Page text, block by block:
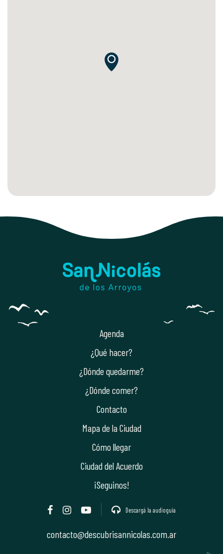
Agenda
¿Qué hacer?
¿Dónde quedarme?
¿Dónde comer?
Contacto
Mapa de la Ciudad
Cómo llegar
Ciudad del Acuerdo
¡Seguinos!
Descargá la audioguía
contacto@descubrisannicolas.com.ar